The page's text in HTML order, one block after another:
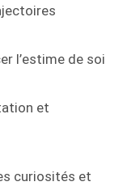
l’estime de soi
et
curiosités et